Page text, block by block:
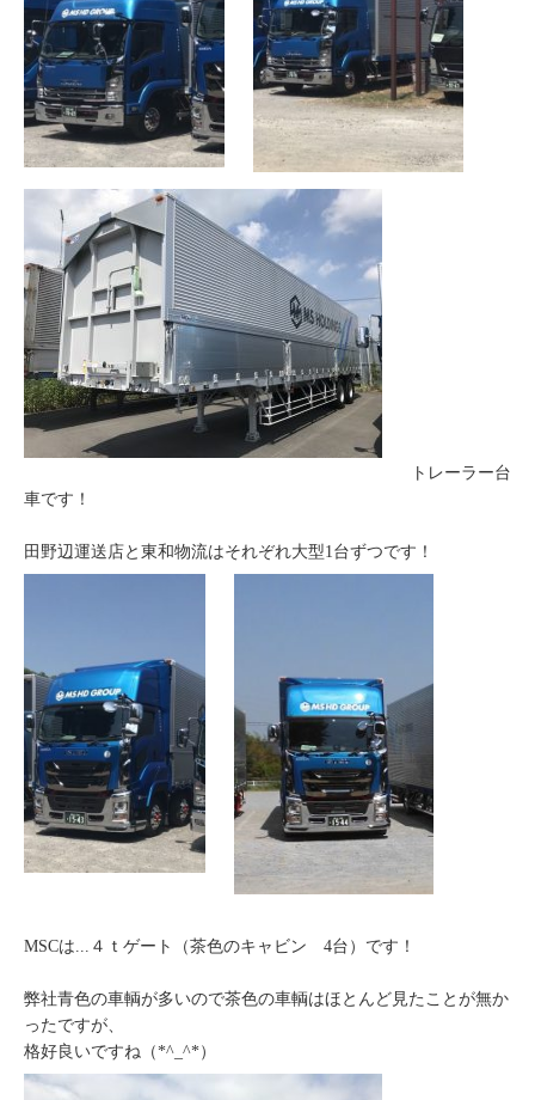
トレーラー台
車です！
田野辺運送店と東和物流はそれぞれ大型1台ずつです！
MSCは...４ｔゲート（茶色のキャビン 4台）です！
弊社青色の車輌が多いので茶色の車輌はほとんど見たことが無か
ったですが、
格好良いですね（*^_^*）